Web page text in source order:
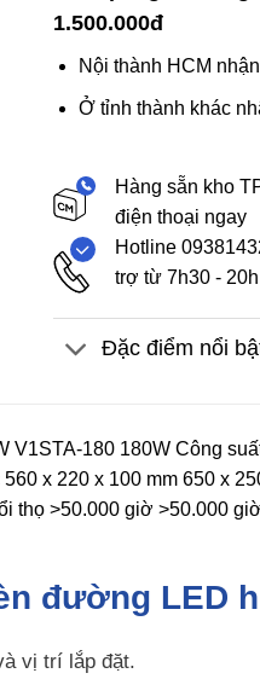
1.500.000đ
Nội thành HCM
Ở tỉnh thành khác
Hàng sẵn kho
điện thoại ngay
Hotline
trợ từ 7h30 -
Đặc điểm nổi
V1STA-180 180W Công
x 220 x 100 mm 650 x
thọ >50.000 giờ >50.000
đường LED
vị trí lắp đặt.